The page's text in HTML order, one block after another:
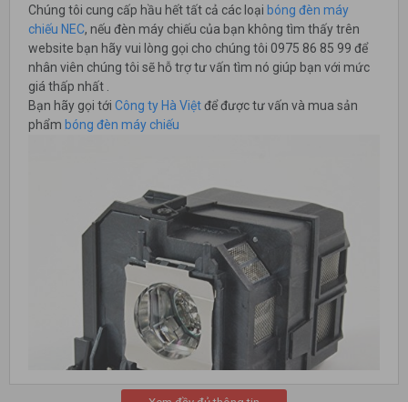
Chúng tôi cung cấp hầu hết tất cả các loại bóng đèn máy
chiếu NEC, nếu đèn máy chiếu của bạn không tìm thấy trên
website bạn hãy vui lòng gọi cho chúng tôi 0975 86 85 99 để
nhân viên chúng tôi sẽ hỗ trợ tư vấn tìm nó giúp bạn với mức
giá thấp nhất .
Bạn hãy gọi tới Công ty Hà Việtđể được tư vấn và mua sản
phẩm bóng đèn máy chiếu